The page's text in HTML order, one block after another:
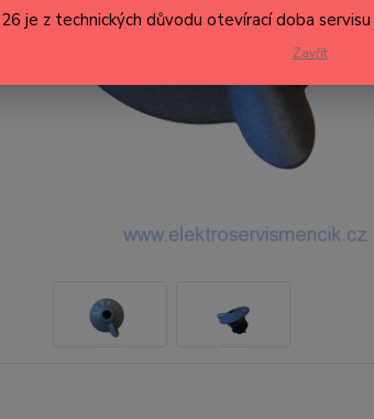
je z technických důvodu otevírací doba
Zavřít